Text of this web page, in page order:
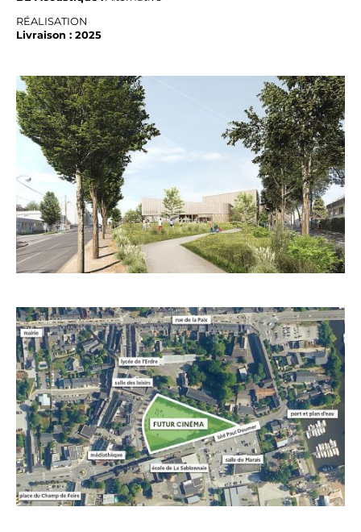
RÉALISATION
Livraison : 2025